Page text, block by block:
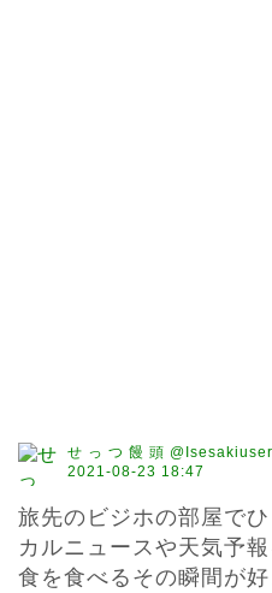
せ っ つ 饅 頭 @Isesakiuser
2021-08-23 18:47
旅先のビジホの部屋で
カルニュースや天気予
食を食べるその瞬間が